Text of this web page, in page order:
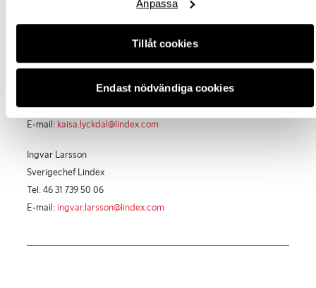
Tillåt cookies
Anpassa
Endast nödvändiga cookies
För mer information, kontakta;
Kaisa Lyckdal
Press Relations Manager, Lindex
Tel: 46 31 739 50 60
E-mail: kaisa.lyckdal@lindex.com
Ingvar Larsson
Sverigechef Lindex
Tel: 46 31 739 50 06
E-mail: ingvar.larsson@lindex.com